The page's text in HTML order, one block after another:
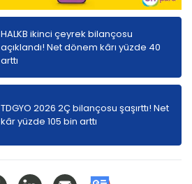
HALKB ikinci çeyrek bilançosu
açıklandı! Net dönem kârı yüzde 40
arttı
TDGYO 2026 2Ç bilançosu şaşırttı! Net
kâr yüzde 105 bin arttı